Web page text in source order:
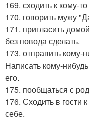
169. сходить к кому-то
170. говорить мужу
171. пригласить
без повода сделать.
173. отправить кому-
Написать кому-
его.
175. пообщаться с
176. Сходить в гости
себе.